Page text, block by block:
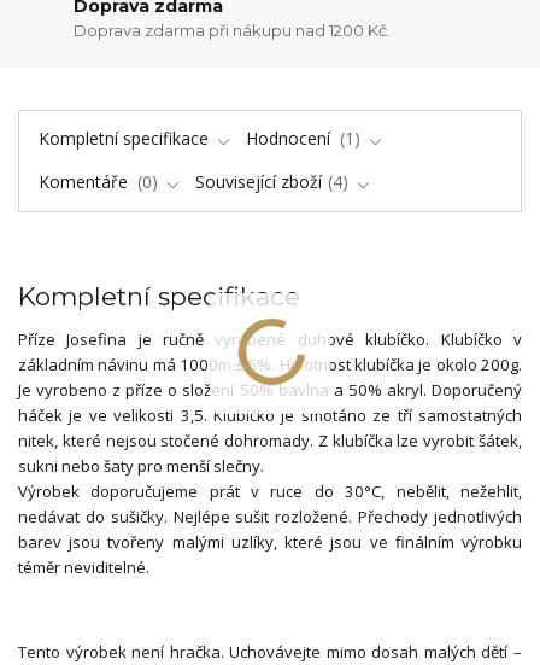
Doprava zdarma
Doprava zdarma při nákupu nad 1200 Kč.
Kompletní specifikace Hodnocení
1
Komentáře
0 Související zboží 4
Kompletní specifikace
Příze Josefina je ručně vyrobené duhové klubíčko. Klubíčko v
základním návinu má 1000m ± 5%. Hmotnost klubíčka je okolo 200g.
Je vyrobeno z příze o složení 50% bavlna a 50% akryl. Doporučený
háček je ve velikosti 3,5. Klubíčko je smotáno ze tří samostatných
nitek, které nejsou stočené dohromady. Z klubíčka lze vyrobit šátek,
sukni nebo šaty pro menší slečny.
Výrobek doporučujeme prát v ruce do 30°C, nebělit, nežehlit,
nedávat do sušičky. Nejlépe sušit rozložené. Přechody jednotlivých
barev jsou tvořeny malými uzlíky, které jsou ve finálním výrobku
téměr neviditelné.
Tento výrobek není hračka. Uchovávejte mimo dosah malých dětí –